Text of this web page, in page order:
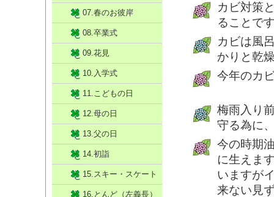
カビ対策
ることで
カビは風
かりと乾
今年のカ
梅雨入り
守る為に
今の時期
に生えま
いますが
来ない見
07.春のお彼岸
08.卒業式
09.花見
10.入学式
11.こどもの日
12.母の日
13.父の日
14.初詣
15.スキー・スケート
16.とんど（左義長）